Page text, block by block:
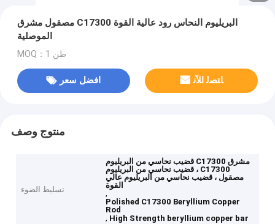
مصقول مشرق C17300 البريليوم النحاس رود عالية القوة
الموصلية
MOQ：1 طن
افضل سعر ﺎﺘﺼﻟ ﺍﻶﻧ
منتوج وصف
تسليط الضوء
قضيب نحاسي من البريليوم C17300 مشرق
، قضيب نحاسي من البريليوم C17300
مصقول ، قضيب نحاسي من البريليوم عالي
القوة
,
Polished C17300 Beryllium Copper
Rod
, High Strength beryllium copper bar